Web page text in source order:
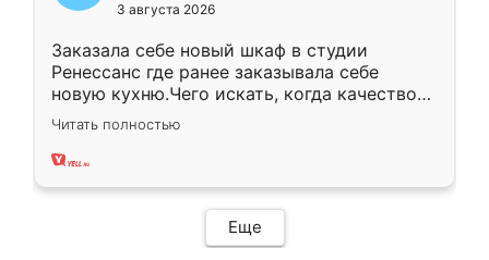
3 августа 2026
Заказала себе новый шкаф в студии
Ренессанс где ранее заказывала себе
новую кухню.Чего искать, когда качеством
вполне довольна. Служит кухня уже почти
два года, нареканий нет.
Читать полностью
Еще